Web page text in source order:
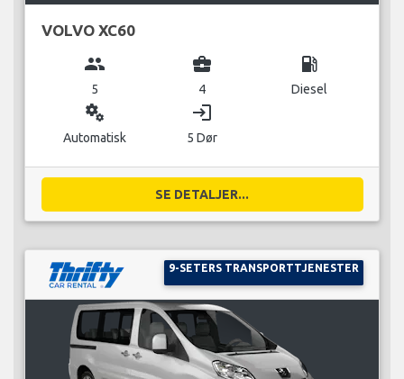
VOLVO XC60
group
5
business_center
4
local_gas_station
Diesel
miscellaneous_services
Automatisk
login
5 Dør
SE DETALJER...
9-SETERS TRANSPORTTJENESTER